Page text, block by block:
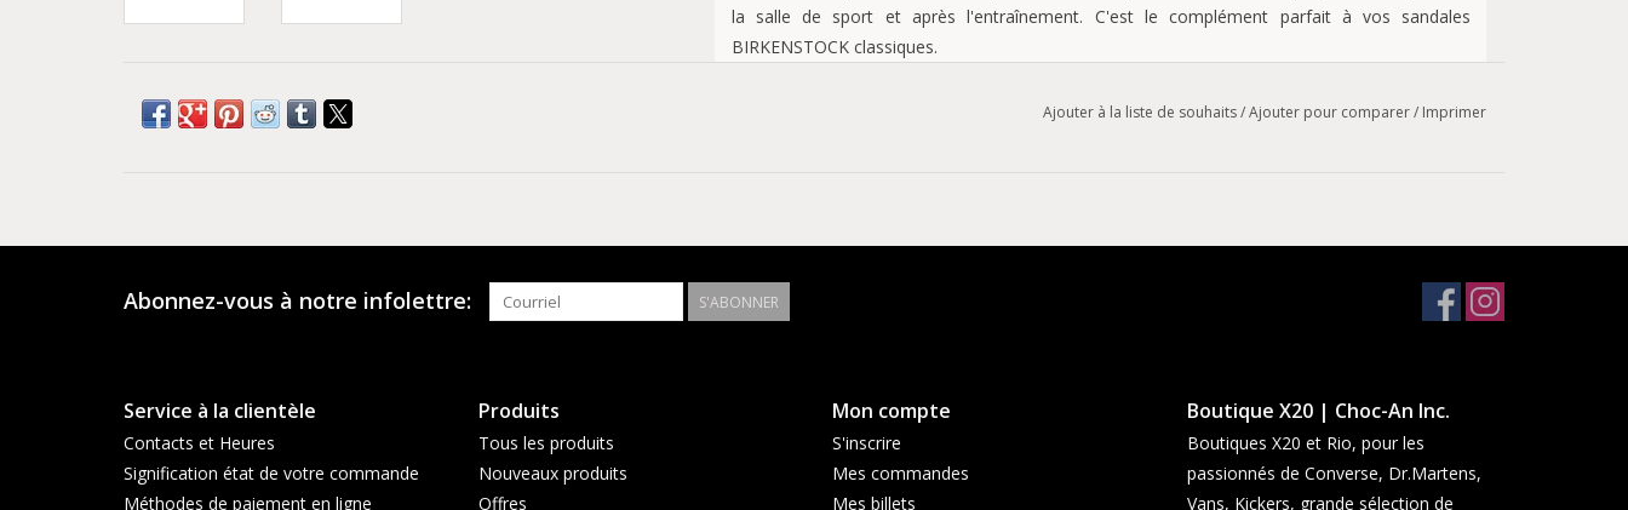
la salle de sport et après l'entraînement. C'est le complément parfait à vos sandales
BIRKENSTOCK classiques.
Ajouter à la liste de souhaits/Ajouter pour comparer/ Imprimer
Abonnez-vous à notre infolettre: S'ABONNER
Service à la clientèle
Contacts et Heures
Signification état de votre commande
Méthodes de paiement en ligne
Produits
Tous les produits
Nouveaux produits
Offres
Mon compte
S'inscrire
Mes commandes
Mes billets
Boutique X20 | Choc-An Inc.
Boutiques X20 et Rio, pour les
passionnés de Converse, Dr.Martens,
Vans, Kickers, grande sélection de